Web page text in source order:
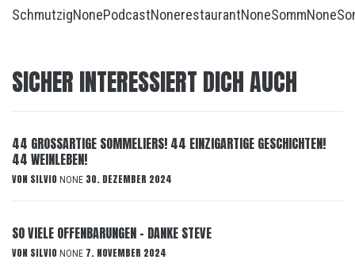
SchmutzigNonePodcastNonerestaurantNoneSommNone
SICHER INTERESSIERT DICH AUCH
44 GROSSARTIGE SOMMELIERS! 44 EINZIGARTIGE GESCHICHTEN!
44 WEINLEBEN!
VON SILVIO NONE 30. DEZEMBER 2024
SO VIELE OFFENBARUNGEN – DANKE STEVE
VON SILVIO NONE 7. NOVEMBER 2024